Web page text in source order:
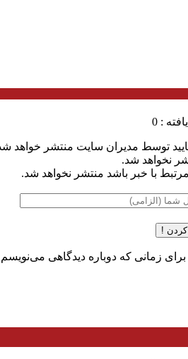
: 0
توسط مدیران سایت منتشر خواهد
نخواهد شد.
با خبر باشد منتشر نخواهد شد.
!
زمانی که دوباره دیدگاهی